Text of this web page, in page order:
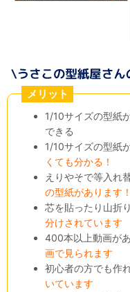
メリット
1/10サイズの型紙
できる
1/10サイズの型紙
くても分かる！
えりやそで等入れ
の型紙があります！
芯を貼ったり山折
分けされています
400本以上動画が
画で見られます
初心者の方でも作
いています